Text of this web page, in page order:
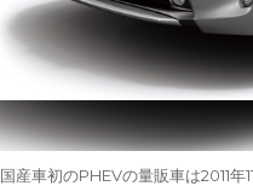
国産車初のPHEVの量販車は2011